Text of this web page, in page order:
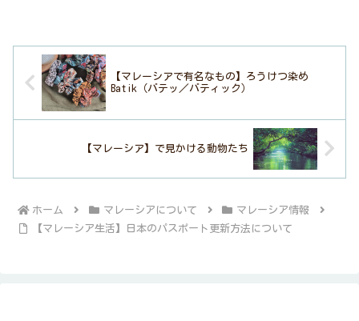
【マレーシアで有名なもの】ろうけつ染め
Batik（バテッ／バティック）
【マレーシア】で見かける動物たち
ホーム マレーシアについて
マレーシア情報
【マレーシア生活】日本のパスポート更新方法について